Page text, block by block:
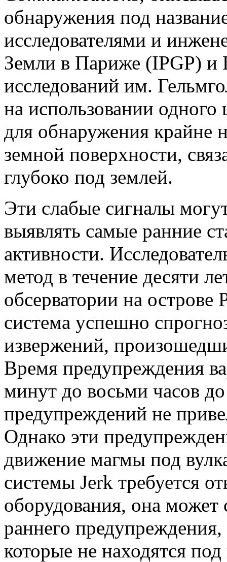
обнаружения под
исследователями и
Земли в Париже (IPGP) и
исследований им.
на использовании
для обнаружения крайне
земной поверхности,
глубоко под землей.
Эти слабые сигналы
выявлять самые ранние
активности.
метод в течение десяти
обсерватории на
система успешно
извержений,
Время предупреждения
минут до восьми часов
предупреждений не
Однако эти
движение магмы под
системы Jerk требуется
оборудования, она
раннего
которые не находятся